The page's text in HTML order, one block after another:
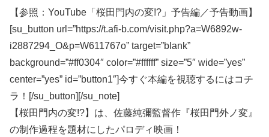
【参照：YouTube「桜田門内の変!?」予告編／予告動画】
[su_button url=”https://t.afi-b.com/visit.php?a=W6892w-
i2887294_O&p=W611767o” target=”blank”
background=”#ff0304″ color=”#ffffff” size=”5″ wide=”yes”
center=”yes” id=”button1″]今すぐ本編を視聴するにはコチ
ラ！[/su_button][/su_note]
【桜田門内の変!?】は、佐藤純彌監督作『桜田門外ノ変』
の制作過程を題材にしたパロディ映画！